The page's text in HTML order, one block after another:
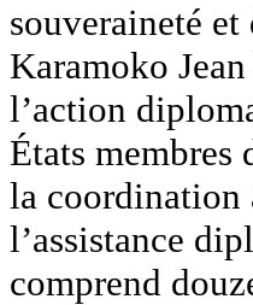
souveraineté
Karamoko
l’action
États membres
la coordination
l’assistance
comprend